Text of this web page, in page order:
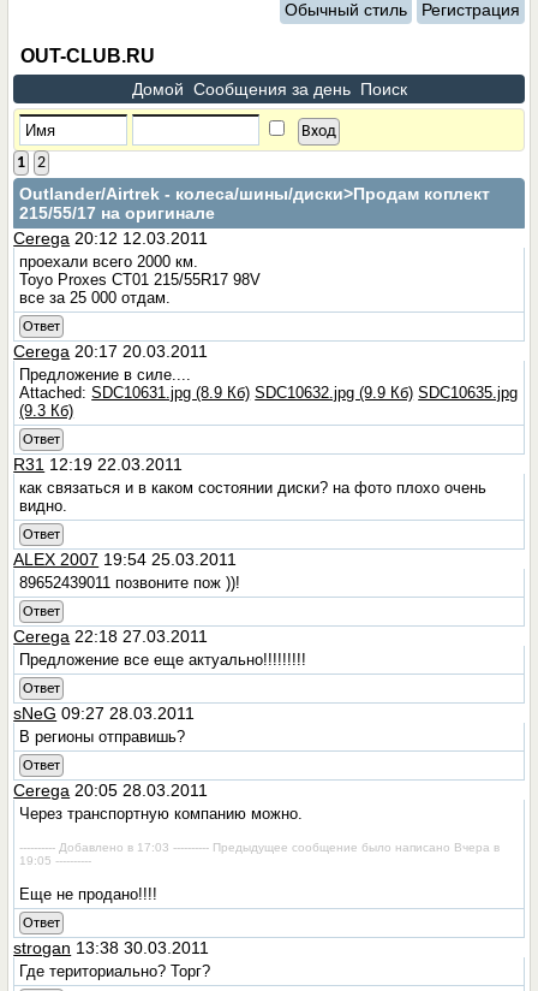
Обычный стиль Регистрация
OUT-CLUB.RU
Домой Сообщения за день Поиск
1 2
Outlander/Airtrek - колеса/шины/диски>Продам коплект
215/55/17 на оригинале
Cerega 20:12 12.03.2011
проехали всего 2000 км.
Toyo Proxes CT01 215/55R17 98V
все за 25 000 отдам.
Ответ
Cerega 20:17 20.03.2011
Предложение в силе....
Attached:SDC10631.jpg (8.9 Кб) SDC10632.jpg (9.9 Кб) SDC10635.jpg
(9.3 Кб)
Ответ
R31 12:19 22.03.2011
как связаться и в каком состоянии диски? на фото плохо очень
видно.
Ответ
ALEX 2007 19:54 25.03.2011
89652439011 позвоните пож ))!
Ответ
Cerega 22:18 27.03.2011
Предложение все еще актуально!!!!!!!!!
Ответ
sNeG 09:27 28.03.2011
В регионы отправишь?
Ответ
Cerega 20:05 28.03.2011
Через транспортную компанию можно.
---------- Добавлено в 17:03 ---------- Предыдущее сообщение было написано Вчера в
19:05 ----------
Еще не продано!!!!
Ответ
strogan 13:38 30.03.2011
Где териториально? Торг?